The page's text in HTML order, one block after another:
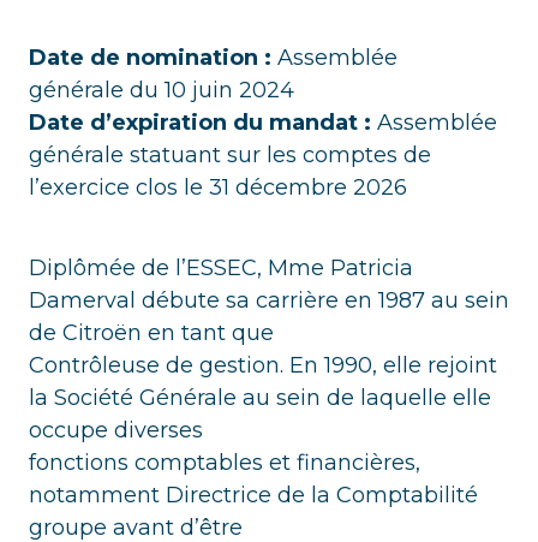
Date de nomination : Assemblée
générale du 10 juin 2024
Date d’expiration du mandat : Assemblée
générale statuant sur les comptes de
l’exercice clos le 31 décembre 2026
Diplômée de l’ESSEC, Mme Patricia
Damerval débute sa carrière en 1987 au sein
de Citroën en tant que
Contrôleuse de gestion. En 1990, elle rejoint
la Société Générale au sein de laquelle elle
occupe diverses
fonctions comptables et financières,
notamment Directrice de la Comptabilité
groupe avant d’être